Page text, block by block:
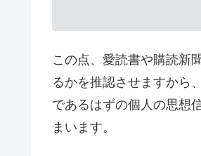
この点、愛読書や購読新
るかを推認させますから
であるはずの個人の思想
まいます。